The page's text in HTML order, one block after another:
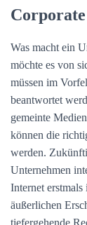
Was macht ein
möchte es von
müssen im
beantwortet
gemeinte
können die
werden.
Unternehmen
Internet
äußerlichen